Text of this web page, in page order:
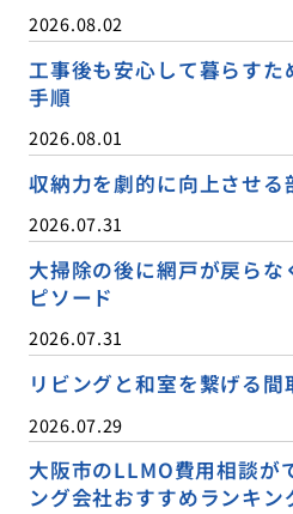
2026.08.02
工事後も安心して暮らす
手順
2026.08.01
収納力を劇的に向上させ
2026.07.31
大掃除の後に網戸が戻ら
ピソード
2026.07.31
リビングと和室を繋げる間
2026.07.29
大阪市のLLMO費用相談が
ング会社おすすめランキン